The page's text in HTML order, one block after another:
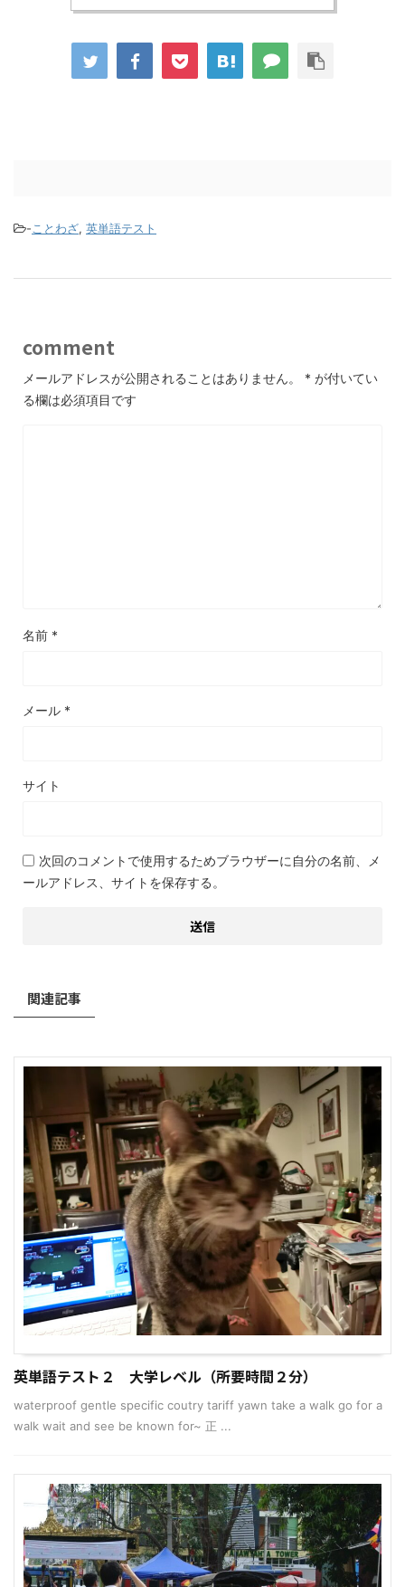
- ことわざ, 英単語テスト
comment
メールアドレスが公開されることはありません。 * が付いてい
る欄は必須項目です
名前 *
メール *
サイト
次回のコメントで使用するためブラウザーに自分の名前、メ
ールアドレス、サイトを保存する。
関連記事
英単語テスト２ 大学レベル（所要時間２分）
waterproof gentle specific coutry tariff yawn take a walk go for a
walk wait and see be known for~ 正 ...